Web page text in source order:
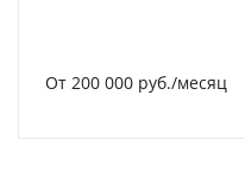
От 200 000 руб./месяц